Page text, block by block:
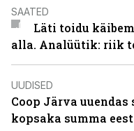
SAATED
Läti toidu
alla. Analüütik: riik
UUDISED
Coop Järva
kopsaka summa eest